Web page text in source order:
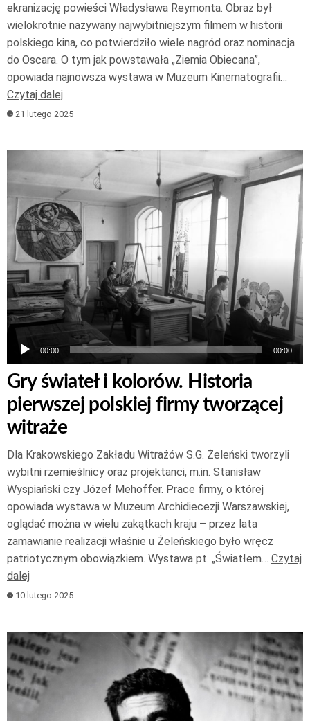
ekranizację powieści Władysława Reymonta. Obraz był
wielokrotnie nazywany najwybitniejszym filmem w historii
polskiego kina, co potwierdziło wiele nagród oraz nominacja
do Oscara. O tym jak powstawała „Ziemia Obiecana”,
opowiada najnowsza wystawa w Muzeum Kinematografii…
Czytaj dalej
21 lutego 2025
Odtwarzacz
plików
dźwiękowych
00:00 00:00
Gry świateł i kolorów. Historia
pierwszej polskiej firmy tworzącej
witraże
Dla Krakowskiego Zakładu Witrażów S.G. Żeleński tworzyli
wybitni rzemieślnicy oraz projektanci, m.in. Stanisław
Wyspiański czy Józef Mehoffer. Prace firmy, o której
opowiada wystawa w Muzeum Archidiecezji Warszawskiej,
oglądać można w wielu zakątkach kraju – przez lata
zamawianie realizacji właśnie u Żeleńskiego było wręcz
patriotycznym obowiązkiem. Wystawa pt. „Światłem… Czytaj
dalej
10 lutego 2025
Odtwarzacz
plików
dźwiękowych